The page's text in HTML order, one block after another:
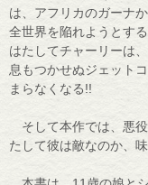
は、アフリカのガーナ
全世界を陥れようとす
はたしてチャーリーは
息もつかせぬジェット
まらなくなる!!
そして本作では、悪
たして彼は敵なのか、